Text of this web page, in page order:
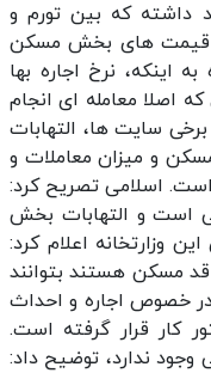
که بین تورم و
قیمت های بخش مسکن
اینکه، نرخ اجاره بها
اصلا معامله ای انجام
سایت ها، التهابات
و میزان معاملات و
اسلامی تصریح کرد:
و التهابات بخش
اعلام کرد:
مسکن هستند بتوانند
خصوص اجاره و احداث
قرار گرفته است.
ندارد، توضیح داد: